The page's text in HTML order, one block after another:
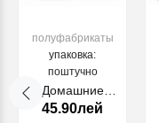
полуфабрикаты
упаковка:
поштучно
Домашние
куриные
45.90лей